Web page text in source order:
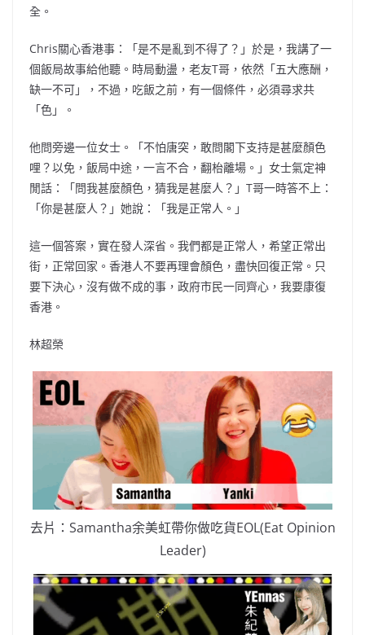
全。
Chris關心香港事：「是不是亂到不得了？」於是，我講了一
個飯局故事給他聽。時局動盪，老友T哥，依然「五大應酬，
缺一不可」，不過，吃飯之前，有一個條件，必須尋求共
「色」。
他問旁邊一位女士。「不怕唐突，敢問閣下支持是甚麼顏色
哩？以免，飯局中途，一言不合，翻枱離場。」女士氣定神
閒話：「問我甚麼顏色，猜我是甚麼人？」T哥一時答不上：
「你是甚麼人？」她說：「我是正常人。」
這一個答案，實在發人深省。我們都是正常人，希望正常出
街，正常回家。香港人不要再理會顏色，盡快回復正常。只
要下決心，沒有做不成的事，政府市民一同齊心，我要康復
香港。
林超榮
去片：Samantha余美虹帶你做吃貨EOL(Eat Opinion
Leader)